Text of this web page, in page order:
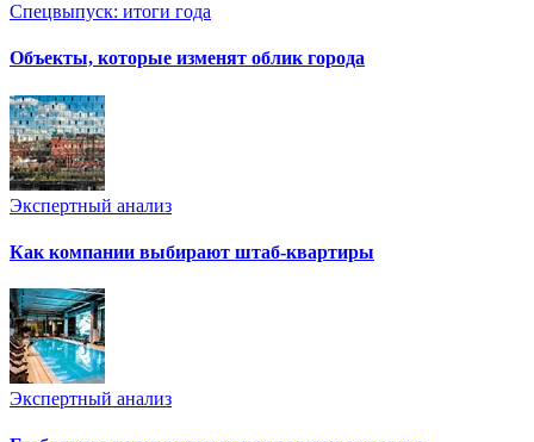
Спецвыпуск: итоги года
Объекты, которые изменят облик города
Экспертный анализ
Как компании выбирают штаб-квартиры
Экспертный анализ